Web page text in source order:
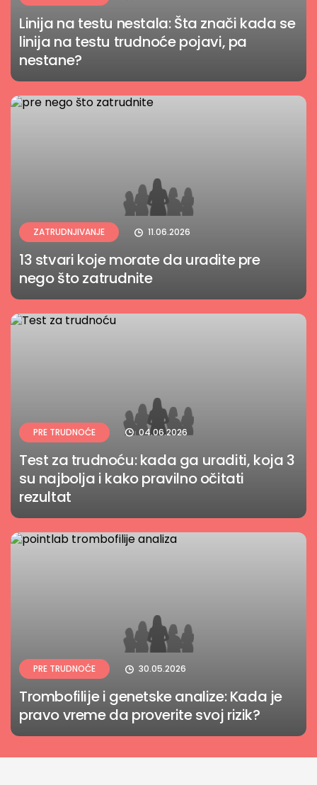
Linija na testu nestala: Šta znači kada se
linija na testu trudnoće pojavi, pa
nestane?
ZATRUDNJIVANJE 11.06.2026
13 stvari koje morate da uradite pre
nego što zatrudnite
PRE TRUDNOĆE 04.06.2026
Test za trudnoću: kada ga uraditi, koja 3
su najbolja i kako pravilno očitati
rezultat
PRE TRUDNOĆE 30.05.2026
Trombofilije i genetske analize: Kada je
pravo vreme da proverite svoj rizik?